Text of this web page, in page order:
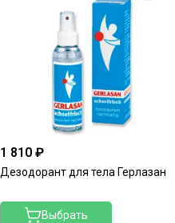
1 810 ₽
Дезодорант для тела Герлазан
Выбрать